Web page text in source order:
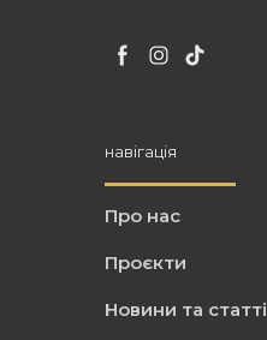
навігація
Про нас
Проєкти
Новини та статті